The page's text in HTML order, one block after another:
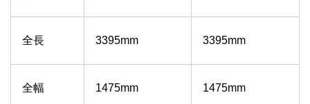
全長 3395mm 3395mm
全幅 1475mm 1475mm